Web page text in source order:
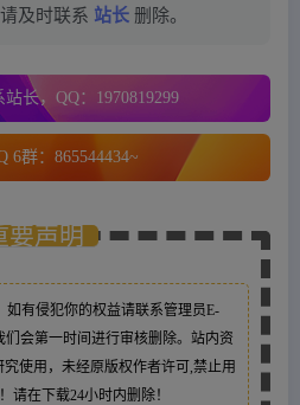
及时联系 站长 删除。
长，QQ：1970819299
6群：865544434~
要声明
如有侵犯你的权益请联系管理员E-
们会第一时间进行审核删除。站内资
使用，未经原版权作者许可,禁止用
请在下载24小时内删除！